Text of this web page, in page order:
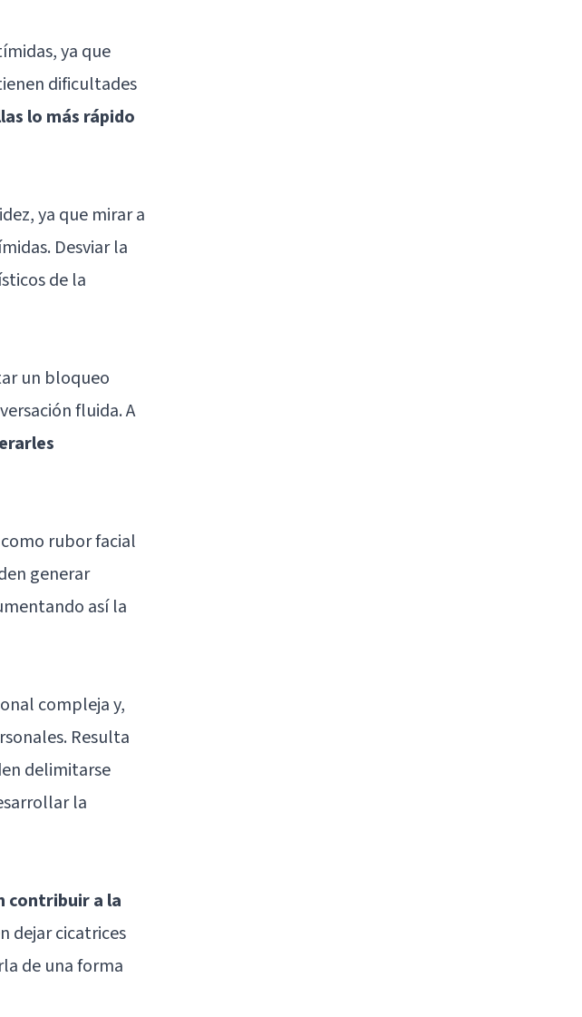
ya que
dificultades
lo más rápido
ya que mirar a
Desviar la
de la
un bloqueo
fluida. A
rubor facial
generar
así la
compleja y,
Resulta
delimitarse
la
contribuir a la
dejar cicatrices
de una forma